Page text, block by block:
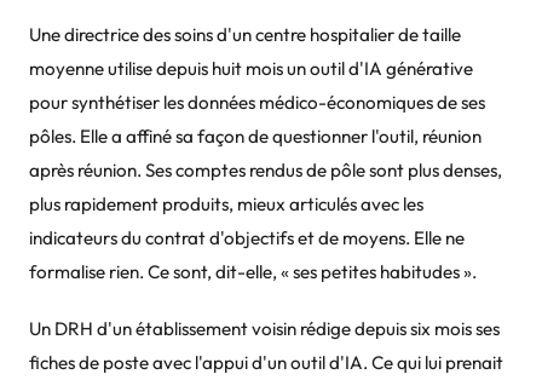
Une directrice des soins d'un centre hospitalier de taille
moyenne utilise depuis huit mois un outil d'IA générative
pour synthétiser les données médico-économiques de ses
pôles. Elle a affiné sa façon de questionner l'outil, réunion
après réunion. Ses comptes rendus de pôle sont plus denses,
plus rapidement produits, mieux articulés avec les
indicateurs du contrat d'objectifs et de moyens. Elle ne
formalise rien. Ce sont, dit-elle, « ses petites habitudes ».
Un DRH d'un établissement voisin rédige depuis six mois ses
fiches de poste avec l'appui d'un outil d'IA. Ce qui lui prenait